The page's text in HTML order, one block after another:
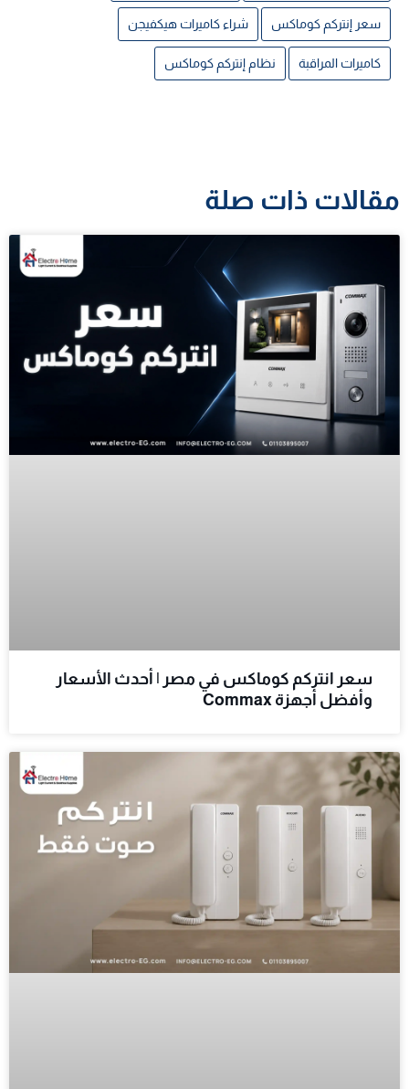
سعر إنتركم كوماكس شراء كاميرات هيكفيجن
كاميرات المراقبة نظام إنتركم كوماكس
مقالات ذات صلة
سعر انتركم كوماكس في مصر | أحدث الأسعار
وأفضل أجهزة Commax